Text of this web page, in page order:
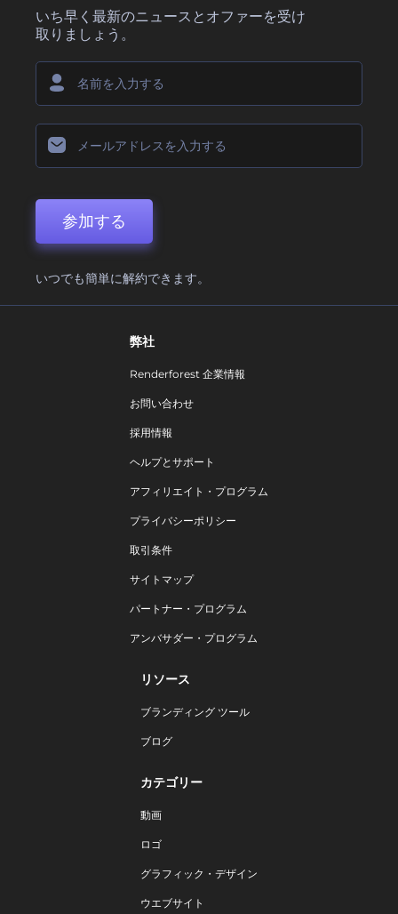
いち早く最新のニュースとオファーを受け
取りましょう。
参加する
いつでも簡単に解約できます。
弊社
Renderforest 企業情報
お問い合わせ
採用情報
ヘルプとサポート
アフィリエイト・プログラム
プライバシーポリシー
取引条件
サイトマップ
パートナー・プログラム
アンバサダー・プログラム
リソース
ブランディング ツール
ブログ
カテゴリー
動画
ロゴ
グラフィック・デザイン
ウエブサイト